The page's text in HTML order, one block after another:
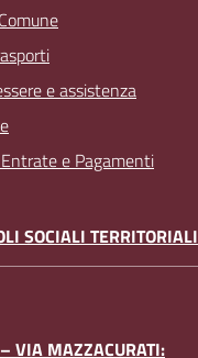
e assistenza
e Pagamenti
SOCIALI TERRITORIALI
VIA MAZZACURATI: